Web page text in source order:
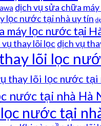
dịch vụ sửa chữa
lọc nước tại nhà uy tín
máy lọc nước tại
vụ thay lõi lọc dịch vụ
lõi lọc
thay lõi lọc nước tại
nước tại nhà Hà
nước tại